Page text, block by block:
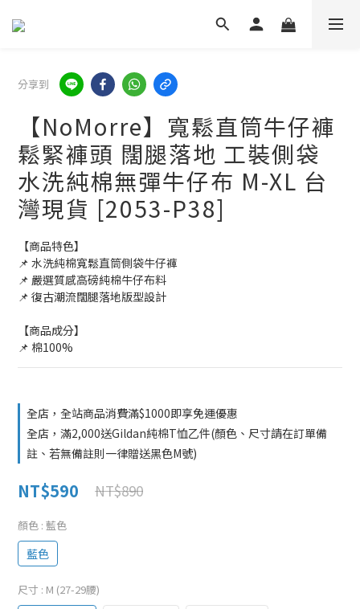
分享到
【NoMorre】寬鬆直筒牛仔褲
鬆緊褲頭 闊腿落地 工裝側袋
水洗純棉無彈牛仔布 M-XL 台
灣現貨 [2053-P38]
【商品特色】
📌 水洗純棉寬鬆直筒側袋牛仔褲
📌 嚴選質感高磅純棉牛仔布料
📌 復古潮流闊腿落地版型設計
【商品成分】
📌 棉100%
全店，全站商品消費滿$1000即享免運優惠
全店，滿2,000送Gildan純棉T恤乙件(顏色、尺寸請在訂單備
註、若無備註則一律贈送黑色M號)
NT$590 NT$890
顏色 : 藍色
藍色
尺寸 : M (27-29腰)